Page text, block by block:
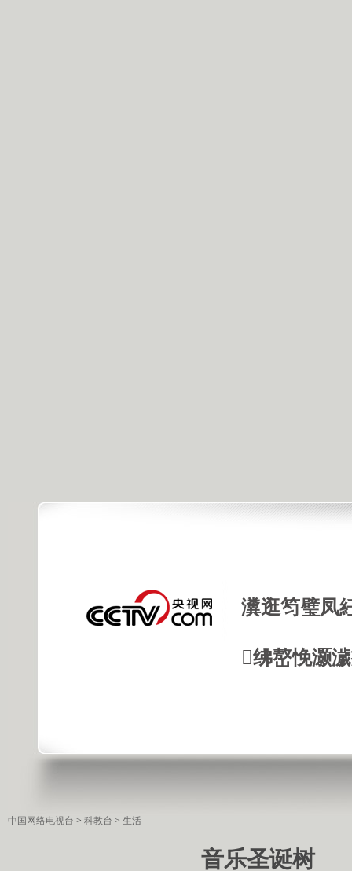
瀵逛笉璧凤
绋嶅悗灏
中国网络电视台 > 科教台 > 生活
音乐圣诞树